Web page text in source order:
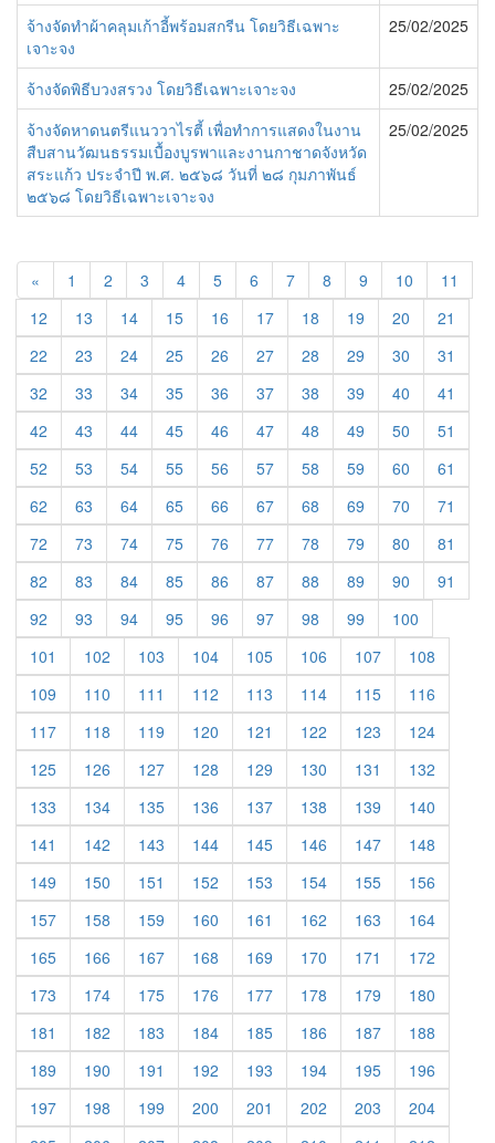
จ้างจัดทำผ้าคลุมเก้าอี้พร้อมสกรีน โดยวิธีเฉพาะ
เจาะจง
25/02/2025
จ้างจัดพิธีบวงสรวง โดยวิธีเฉพาะเจาะจง
25/02/2025
จ้างจัดหาดนตรีแนววาไรตี้ เพื่อทำการแสดงในงาน
สืบสานวัฒนธรรมเบื้องบูรพาและงานกาชาดจังหวัด
สระแก้ว ประจำปี พ.ศ. ๒๕๖๘ วันที่ ๒๘ กุมภาพันธ์
๒๕๖๘ โดยวิธีเฉพาะเจาะจง
25/02/2025
« 1 2 3 4 5 6 7 8 9 10
11
12
13 14 15 16 17 18 19 20
21
22
23 24 25 26 27 28 29 30
31
32
33 34 35 36 37 38 39 40
41
42
43 44 45 46 47 48 49 50
51
52
53 54 55 56 57 58 59 60
61
62
63 64 65 66 67 68 69 70
71
72
73 74 75 76 77 78 79 80
81
82
83 84 85 86 87 88 89 90
91
92
93 94 95 96 97 98 99
100
101
102 103 104 105 106 107
108
109
110 111 112 113 114 115
116
117
118 119 120 121 122 123
124
125
126 127 128 129 130 131
132
133
134 135 136 137 138 139
140
141
142 143 144 145 146 147
148
149
150 151 152 153 154 155
156
157
158 159 160 161 162 163
164
165
166 167 168 169 170 171
172
173
174 175 176 177 178 179
180
181
182 183 184 185 186 187
188
189
190 191 192 193 194 195
196
197
198 199 200 201 202 203
204